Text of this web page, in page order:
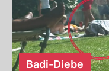
Badi-Diebe